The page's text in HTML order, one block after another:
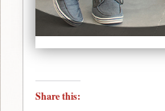
Share this: